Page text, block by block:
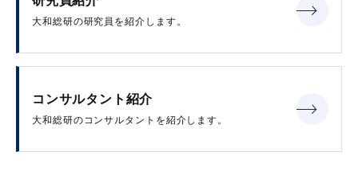
大和総研の研究員を紹介します。
コンサルタント紹介
大和総研のコンサルタントを紹介します。